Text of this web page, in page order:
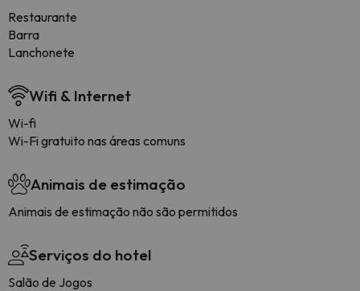
Restaurante
Barra
Lanchonete
Wifi & Internet
Wi-fi
Wi-Fi gratuito nas áreas comuns
Animais de estimação
Animais de estimação não são permitidos
Serviços do hotel
Salão de Jogos